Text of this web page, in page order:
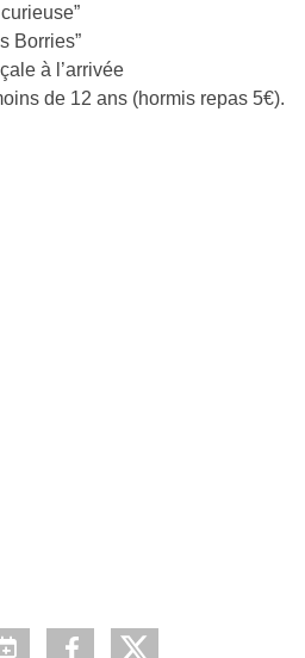
Borries”
à l’arrivée
de 12 ans (hormis repas 5€).